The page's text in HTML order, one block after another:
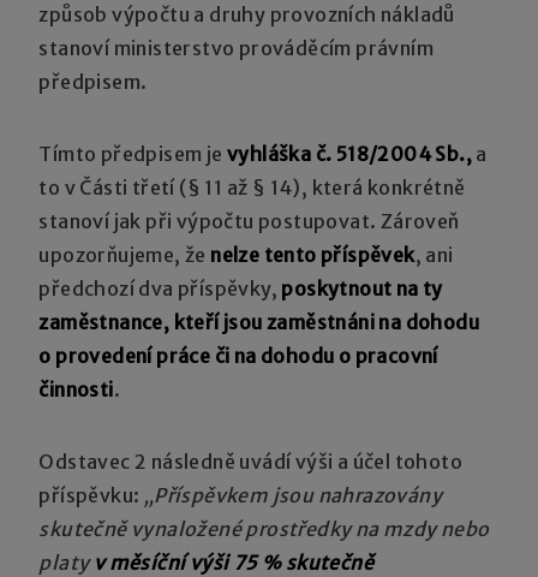
způsob výpočtu a druhy provozních nákladů
stanoví ministerstvo prováděcím právním
předpisem.
Tímto předpisem jevyhláška č. 518/2004 Sb., a
to v Části třetí (§ 11 až § 14), která konkrétně
stanoví jak při výpočtu postupovat. Zároveň
upozorňujeme, že nelze tento příspěvek, ani
předchozí dva příspěvky, poskytnout na ty
zaměstnance, kteří jsou zaměstnáni na dohodu
o provedení práce či na dohodu o pracovní
činnosti.
Odstavec 2 následně uvádí výši a účel tohoto
příspěvku: „Příspěvkem jsou nahrazovány
skutečně vynaložené prostředky na mzdy nebo
platy v měsíční výši 75 % skutečně